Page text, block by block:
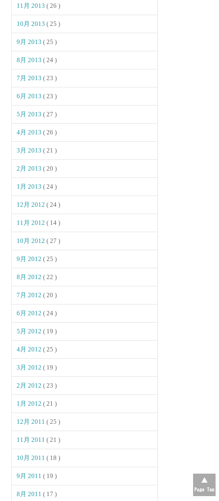
11月 2013( 26 )
10月 2013( 25 )
9月 2013( 25 )
8月 2013( 24 )
7月 2013( 23 )
6月 2013( 23 )
5月 2013( 27 )
4月 2013( 26 )
3月 2013( 21 )
2月 2013( 20 )
1月 2013( 24 )
12月 2012( 24 )
11月 2012( 14 )
10月 2012( 27 )
9月 2012( 25 )
8月 2012( 22 )
7月 2012( 20 )
6月 2012( 24 )
5月 2012( 19 )
4月 2012( 25 )
3月 2012( 19 )
2月 2012( 23 )
1月 2012( 21 )
12月 2011( 25 )
11月 2011( 21 )
10月 2011( 18 )
9月 2011( 19 )
8月 2011( 17 )